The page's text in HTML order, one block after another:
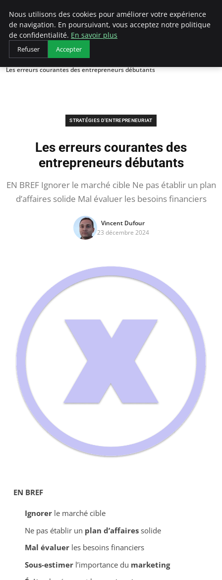
LECFCM
Accueil
Stratégies d'entrepreneuriat
Les erreurs courantes des entrepreneurs débutants
STRATÉGIES D'ENTREPRENEURIAT
Les erreurs courantes des
entrepreneurs débutants
EN BREF Ignorer le marché cible Ne pas établir un plan
d’affaires solide Mal évaluer les besoins financiers
Vincent Dufour
23 décembre 2024
EN BREF
Ignorerle marché cible
Ne pas établir un plan d’affairessolide
Mal évaluerles besoins financiers
Sous-estimerl’importance du marketing
Nous utilisons des cookies pour améliorer votre expérience
de navigation. En poursuivant, vous acceptez notre politique
de confidentialité. En savoir plus
Refuser Accepter